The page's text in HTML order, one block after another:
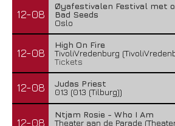
12-08
Øyafestivalen Festival met
Bad Seeds
Oslo
12-08
High On Fire
TivoliVredenburg
Tickets
12-08
Judas Priest
013 (013 (Tilburg))
12-08
Ntjam Rosie - Who I Am
Theater aan de Parade